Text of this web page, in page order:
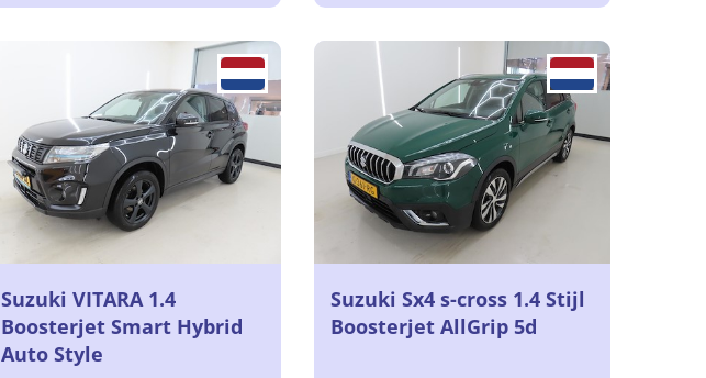
Suzuki VITARA 1.4
Boosterjet Smart Hybrid
Auto Style
Suzuki Sx4 s-cross 1.4 Stijl
Boosterjet AllGrip 5d